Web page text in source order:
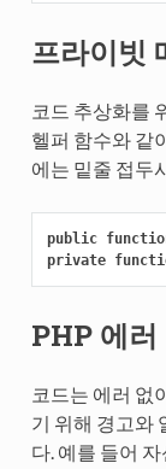
프라이빗
코드 추상화를
헬퍼 함수와 같
에는 밑줄 접두
public
private
PHP 에러
코드는 에러 없
기 위해 경고와
다. 예를 들어